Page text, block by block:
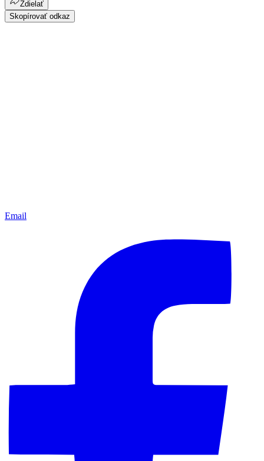
Zdielať
Skopírovať odkaz
Email